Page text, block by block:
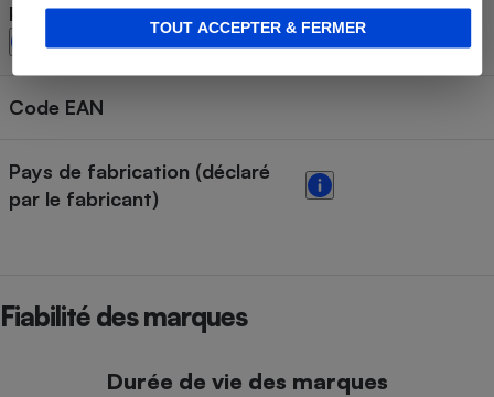
TOUT ACCEPTER & FERMER
Puissance utile ou restituée
217 W
Code EAN
Pays de fabrication (déclaré
par le fabricant)
Fiabilité des marques
Durée de vie des marques